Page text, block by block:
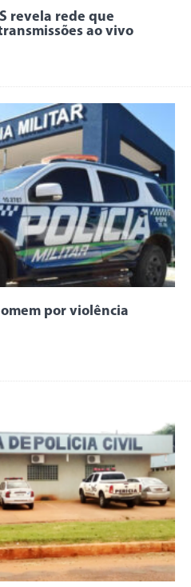
revela rede que
ao vivo
por violência